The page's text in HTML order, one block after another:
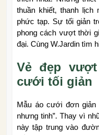
thuần khiết, thanh lịch
phức tạp. Sự tối giản
phong cách vượt thời
đại. Cùng W.Jardin tìm
Vẻ đẹp
cưới tối giản
Mẫu áo cưới đơn giản
nhưng tinh”. Thay vì
này tập trung vào